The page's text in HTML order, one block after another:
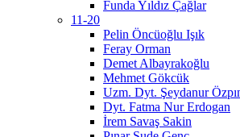
Funda Yıldız Çağlar
11-20
Pelin Öncüoğlu Işık
Feray Orman
Demet Albayrakoğlu
Mehmet Gökcük
Uzm. Dyt. Şeydanur
Dyt. Fatma Nur Erdogan
İrem Savaş Sakin